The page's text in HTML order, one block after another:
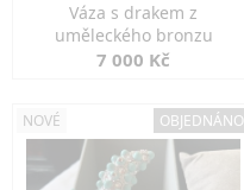
Váza s drakem z
uměleckého bronzu
7 000 Kč
NOVÉ OBJEDNÁNO